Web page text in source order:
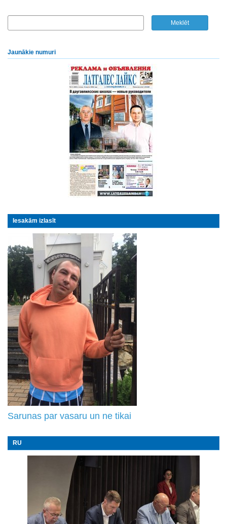
Jaunākie numuri
Iesakām izlasīt
Sarunas par vasaru un ne tikai
RU